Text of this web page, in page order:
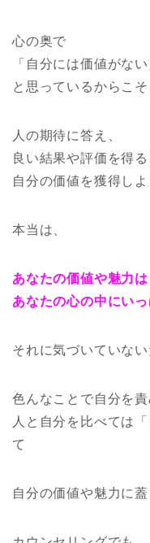
心の奥で
「自分には価値がない
と思っているからこそ
人の期待に答え、
良い結果や評価を得
自分の価値を獲得し
本当は、
あなたの価値や魅力は
あなたの心の中にい
それに気づいていない
色んなことで自分を責
人と自分を比べては
て
自分の価値や魅力に